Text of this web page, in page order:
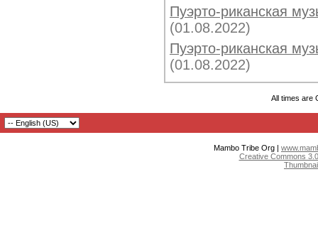
Пуэрто-риканская
(01.08.2022)
Пуэрто-риканская
(01.08.2022)
All times are
Mambo Tribe Org |
Creative Commons